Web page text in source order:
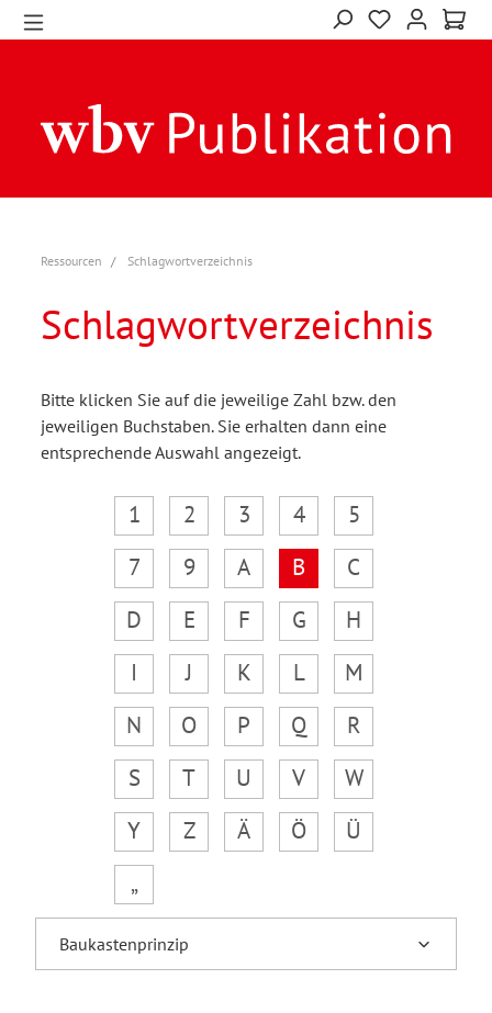
Ressourcen Schlagwortverzeichnis
Schlagwortverzeichnis
Bitte klicken Sie auf die jeweilige Zahl bzw. den
jeweiligen Buchstaben. Sie erhalten dann eine
entsprechende Auswahl angezeigt.
1 2 3 4
5
7
9 A B
C
D
E F G
H
I
J K L
M
N
O P Q
R
S
T U V
W
Y
Z Ä Ö
Ü
„